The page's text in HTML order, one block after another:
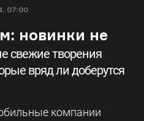
07:00
новинки не
свежие творения
вряд ли доберутся
компании